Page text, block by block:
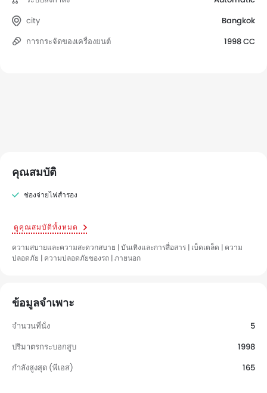
city
Bangkok
การกระจัดของเครื่องยนต์
1998 CC
คุณสมบัติ
ช่องจ่ายไฟสำรอง
ดูคุณสมบัติทั้งหมด
ความสบายและความสะดวกสบาย | บันเทิงและการสื่อสาร | เบ็ดเตล็ด | ความ
ปลอดภัย | ความปลอดภัยของรถ | ภายนอก
ข้อมูลจำเพาะ
จำนวนที่นั่ง
5
ปริมาตรกระบอกสูบ
1998
กำลังสูงสุด (พีเอส)
165